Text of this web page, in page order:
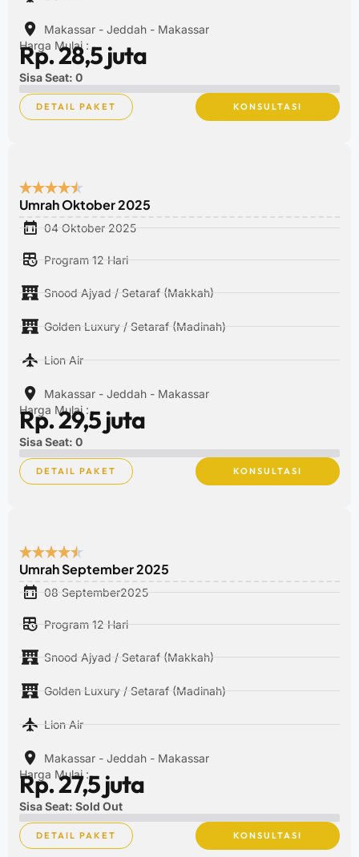
Makassar - Jeddah - Makassar
Harga Mulai :
Rp. 28,5 juta
Sisa Seat: 0
DETAIL PAKET KONSULTASI
Umrah Oktober 2025
04 Oktober 2025
Program 12 Hari
Snood Ajyad / Setaraf (Makkah)
Golden Luxury / Setaraf (Madinah)
Lion Air
Makassar - Jeddah - Makassar
Harga Mulai :
Rp. 29,5 juta
Sisa Seat: 0
DETAIL PAKET KONSULTASI
Umrah September 2025
08 September2025
Program 12 Hari
Snood Ajyad / Setaraf (Makkah)
Golden Luxury / Setaraf (Madinah)
Lion Air
Makassar - Jeddah - Makassar
Harga Mulai :
Rp. 27,5 juta
Sisa Seat: Sold Out
DETAIL PAKET KONSULTASI